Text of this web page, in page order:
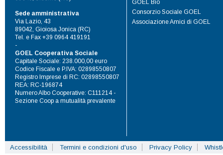
Sede amministrativa
Via Lazio, 43
89042, Gioiosa Jonica (RC)
Tel. e Fax +39 0964 419191
-
GOEL Cooperativa Sociale
Capitale Sociale: 238.000,00 euro
Codice Fiscale e P.IVA: 02898550807
Registro Imprese di RC: 02898550807
REA: RC-196874
Numero Albo Cooperative: C111214 -
Sezione Coop a mutualità prevalente
GOEL Bio
Consorzio Sociale GOEL
Associazione Amici di GOEL
Accessibilità Termini e condizioni d'uso Privacy Policy